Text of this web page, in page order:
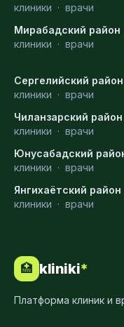
клиники · врачи
Мирабадский район
клиники · врачи
Сергелийский район
клиники · врачи
Чиланзарский район
клиники · врачи
Юнусабадский
клиники · врачи
Янгихаётский район
клиники · врачи
🏥 kliniki*
Платформа клиник и